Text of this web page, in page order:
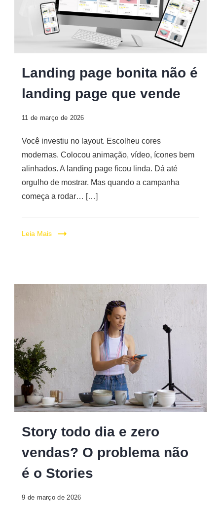
Landing page bonita não é
landing page que vende
11 de março de 2026
Você investiu no layout. Escolheu cores
modernas. Colocou animação, vídeo, ícones bem
alinhados. A landing page ficou linda. Dá até
orgulho de mostrar. Mas quando a campanha
começa a rodar… […]
Leia Mais
Story todo dia e zero
vendas? O problema não
é o Stories
9 de março de 2026